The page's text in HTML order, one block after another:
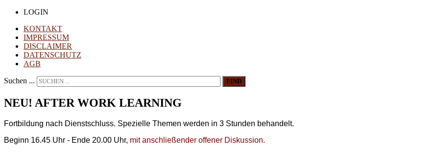
LOGIN
KONTAKT
IMPRESSUM
DISCLAIMER
DATENSCHUTZ
AGB
Suchen ... FIND
NEU! AFTER WORK LEARNING
Fortbildung nach Dienstschluss. Spezielle Themen werden in 3 Stunden behandelt.
Beginn 16.45 Uhr - Ende 20.00 Uhr, mit anschließender offener Diskussion.